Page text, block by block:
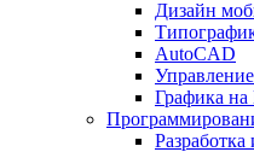
Дизайн
AutoCAD
Графика на
Разработка